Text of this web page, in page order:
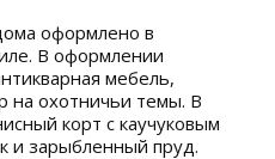
оформлено в
В оформлении
мебель,
на охотничьи темы. В
корт с каучуковым
и зарыбленный пруд.